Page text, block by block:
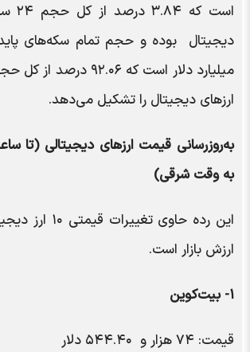
است
ارزهای دیجیتال را تشکیل می‌دهد.
به وقت شرقی)
این رده حاوی
ارزش بازار است.
۱- بیت‌کوین
قیمت: ۷۴ هزار و ۵۴۴.۴۰ دلار